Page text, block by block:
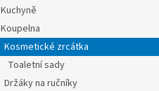
Kuchyně
Koupelna
Kosmetické zrcátka
Toaletní sady
Držáky na ručníky